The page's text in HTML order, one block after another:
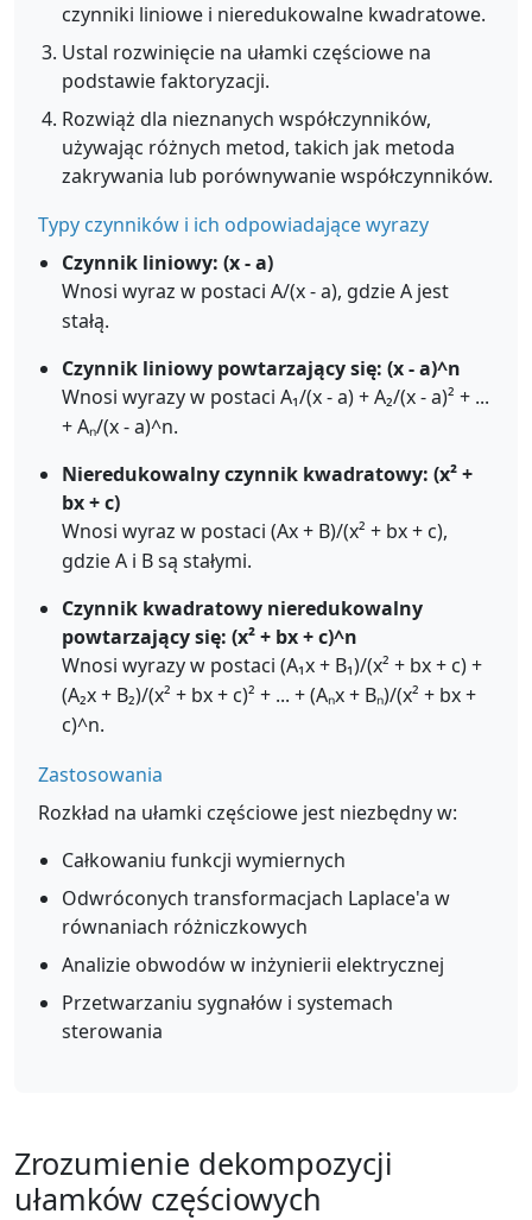
czynniki liniowe i nieredukowalne kwadratowe.
Ustal rozwinięcie na ułamki częściowe na
podstawie faktoryzacji.
Rozwiąż dla nieznanych współczynników,
używając różnych metod, takich jak metoda
zakrywania lub porównywanie współczynników.
Typy czynników i ich odpowiadające wyrazy
Czynnik liniowy: (x - a)
Wnosi wyraz w postaci A/(x - a), gdzie A jest
stałą.
Czynnik liniowy powtarzający się: (x - a)^n
Wnosi wyrazy w postaci A₁/(x - a) + A₂/(x - a)² + ...
+ Aₙ/(x - a)^n.
Nieredukowalny czynnik kwadratowy: (x² +
bx + c)
Wnosi wyraz w postaci (Ax + B)/(x² + bx + c),
gdzie A i B są stałymi.
Czynnik kwadratowy nieredukowalny
powtarzający się: (x² + bx + c)^n
Wnosi wyrazy w postaci (A₁x + B₁)/(x² + bx + c) +
(A₂x + B₂)/(x² + bx + c)² + ... + (Aₙx + Bₙ)/(x² + bx +
c)^n.
Zastosowania
Rozkład na ułamki częściowe jest niezbędny w:
Całkowaniu funkcji wymiernych
Odwróconych transformacjach Laplace'a w
równaniach różniczkowych
Analizie obwodów w inżynierii elektrycznej
Przetwarzaniu sygnałów i systemach
sterowania
Zrozumienie dekompozycji
ułamków częściowych